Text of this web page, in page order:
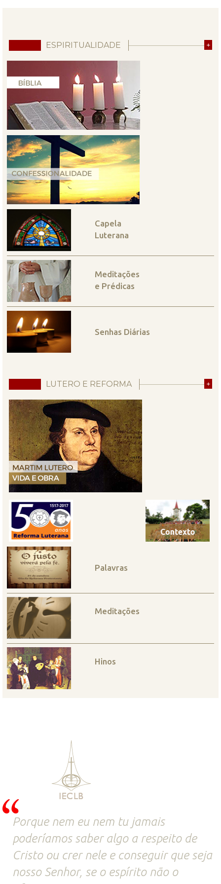
ESPIRITUALIDADE +
Capela
Luterana
Meditações
e Prédicas
Senhas Diárias
LUTERO E REFORMA +
Palavras
Meditações
Hinos
Porque nem eu nem tu jamais
poderíamos saber algo a respeito de
Cristo ou crer nele e conseguir que seja
nosso Senhor, se o espírito não o